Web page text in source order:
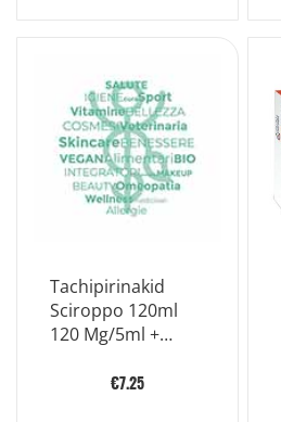
Tachipirinakid
Sciroppo 120ml
120 Mg/5ml +
Siringa Dosatrice
€7.25